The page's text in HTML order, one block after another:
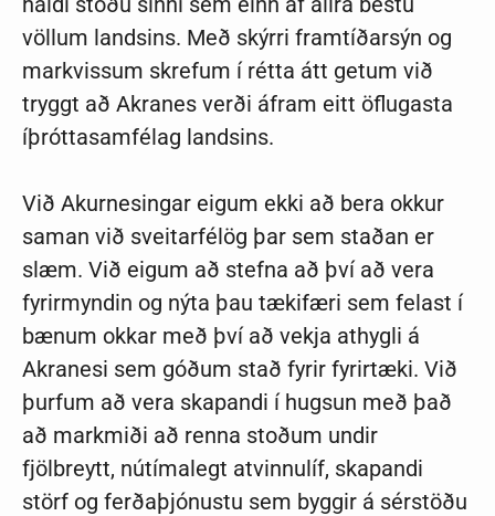
völlum landsins. Með skýrri framtíðarsýn og
markvissum skrefum í rétta átt getum við
tryggt að Akranes verði áfram eitt öflugasta
íþróttasamfélag landsins.
Við Akurnesingar eigum ekki að bera okkur
saman við sveitarfélög þar sem staðan er
slæm. Við eigum að stefna að því að vera
fyrirmyndin og nýta þau tækifæri sem felast í
bænum okkar með því að vekja athygli á
Akranesi sem góðum stað fyrir fyrirtæki. Við
þurfum að vera skapandi í hugsun með það
að markmiði að renna stoðum undir
fjölbreytt, nútímalegt atvinnulíf, skapandi
störf og ferðaþjónustu sem byggir á sérstöðu